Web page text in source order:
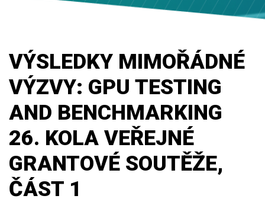
VÝSLEDKY MIMOŘÁDNÉ
VÝZVY: GPU TESTING
AND BENCHMARKING
26. KOLA VEŘEJNÉ
GRANTOVÉ SOUTĚŽE,
ČÁST 1